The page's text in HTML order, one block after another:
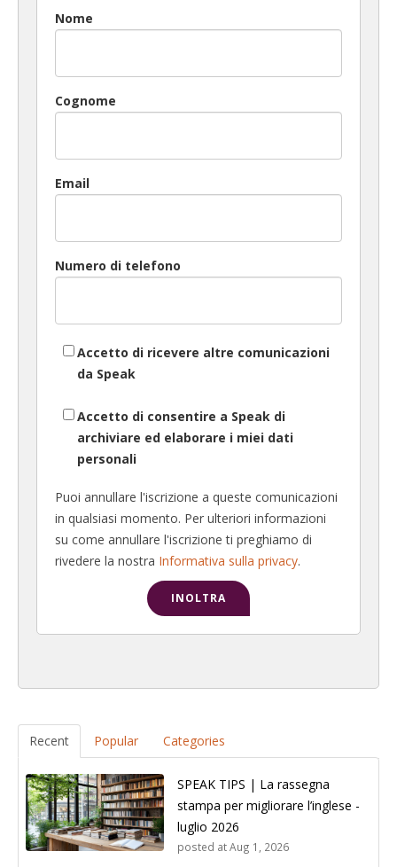
Nome
Cognome
Email
Numero di telefono
Accetto di ricevere altre comunicazioni
da Speak
Accetto di consentire a Speak di
archiviare ed elaborare i miei dati
personali
Puoi annullare l'iscrizione a queste comunicazioni
in qualsiasi momento. Per ulteriori informazioni
su come annullare l'iscrizione ti preghiamo di
rivedere la nostra Informativa sulla privacy.
Recent Popular Categories
SPEAK TIPS | La rassegna
stampa per migliorare l’inglese -
luglio 2026
posted atAug 1, 2026